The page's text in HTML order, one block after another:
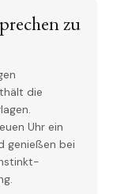
zu
die
Uhr ein
genießen bei